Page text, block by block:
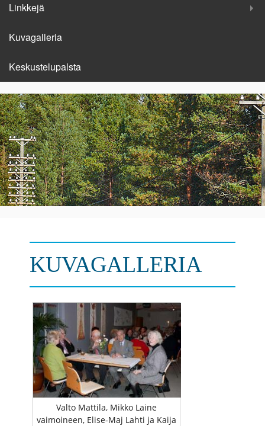
Linkkejä
Kuvagalleria
Keskustelupalsta
KUVAGALLERIA
Valto Mattila, Mikko Laine
vaimoineen, Elise-Maj Lahti ja Kaija